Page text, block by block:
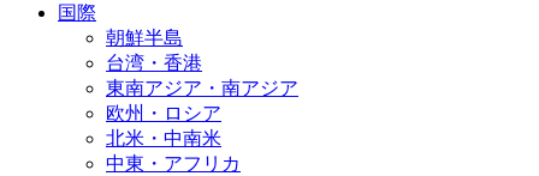
国際
朝鮮半島
台湾・香港
東南アジア・南アジア
欧州・ロシア
北米・中南米
中東・アフリカ